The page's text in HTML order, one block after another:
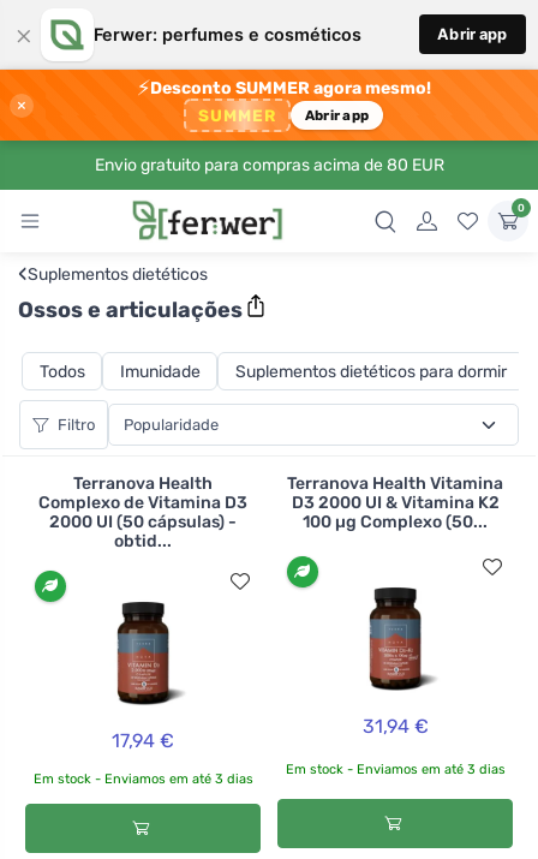
× Ferwer: perfumes e cosméticos Abrir app
×
⚡Desconto SUMMER agora mesmo!
SUMMER Abrir app
Envio gratuito para compras acima de 80 EUR
0
‹Suplementos dietéticos
Ossos e articulações
Todos Imunidade Suplementos dietéticos para dormir
Filtro
Terranova Health
Complexo de Vitamina D3
2000 UI (50 cápsulas) -
obtid...
17,94 €
Em stock - Enviamos em até 3 dias
Terranova Health Vitamina
D3 2000 UI & Vitamina K2
100 µg Complexo (50...
31,94 €
Em stock - Enviamos em até 3 dias